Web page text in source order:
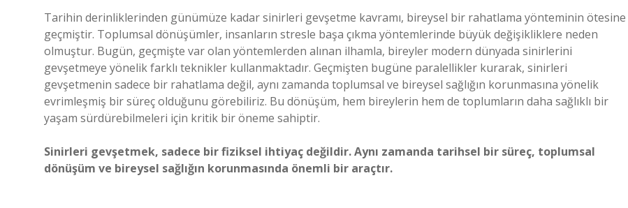
Tarihin derinliklerinden günümüze kadar sinirleri gevşetme kavramı, bireysel bir rahatlama yönteminin ötesine
geçmiştir. Toplumsal dönüşümler, insanların stresle başa çıkma yöntemlerinde büyük değişikliklere neden
olmuştur. Bugün, geçmişte var olan yöntemlerden alınan ilhamla, bireyler modern dünyada sinirlerini
gevşetmeye yönelik farklı teknikler kullanmaktadır. Geçmişten bugüne paralellikler kurarak, sinirleri
gevşetmenin sadece bir rahatlama değil, aynı zamanda toplumsal ve bireysel sağlığın korunmasına yönelik
evrimleşmiş bir süreç olduğunu görebiliriz. Bu dönüşüm, hem bireylerin hem de toplumların daha sağlıklı bir
yaşam sürdürebilmeleri için kritik bir öneme sahiptir.
Sinirleri gevşetmek, sadece bir fiziksel ihtiyaç değildir. Aynı zamanda tarihsel bir süreç, toplumsal
dönüşüm ve bireysel sağlığın korunmasında önemli bir araçtır.